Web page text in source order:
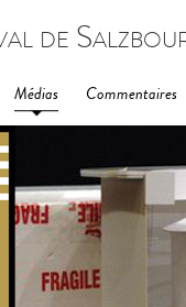
Médias Commentaires